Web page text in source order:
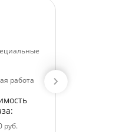
работа
руб.